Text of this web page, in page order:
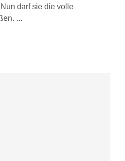
darf sie die volle